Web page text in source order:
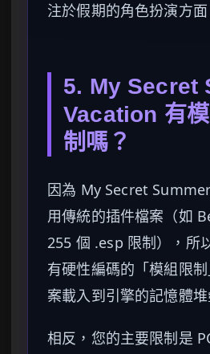
注於假期的角色扮演方面
5. My Secret
Vacation 有
制嗎？
因為 My Secret
用傳統的插件檔案（如
255 個 .esp 限制），所
有硬性編碼的「模組限
案載入到引擎的記憶體堆
相反，您的主要限制是